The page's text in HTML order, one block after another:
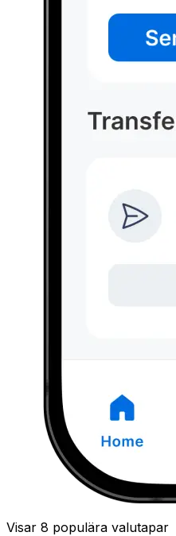
Visar 8 populära valutapar